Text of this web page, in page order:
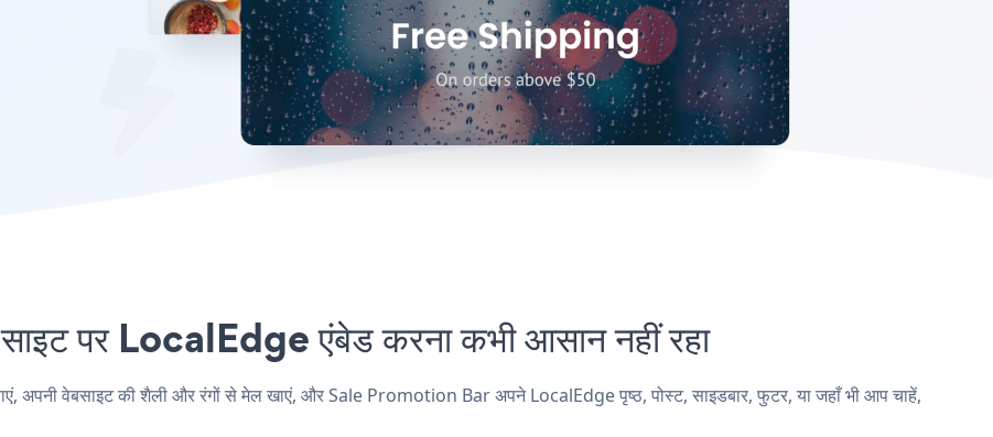
पर LocalEdge एंबेड करना कभी आसान नहीं रहा
वेबसाइट की शैली और रंगों से मेल खाएं, और Sale Promotion Bar अपने LocalEdge पृष्ठ, पोस्ट, साइडबार, फुटर, या जहाँ भी आप चाहें,